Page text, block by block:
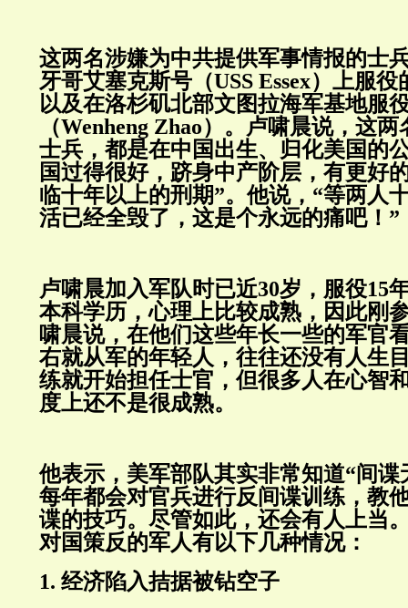
这两名涉嫌为中共提供军事情报的士
牙哥艾塞克斯号（USS Essex）上服
以及在洛杉矶北部文图拉海军基地服
（Wenheng Zhao）。卢啸晨说，这
士兵，都是在中国出生、归化美国的
国过得很好，跻身中产阶层，有更好
临十年以上的刑期”。他说，“等两人
活已经全毁了，这是个永远的痛吧！”
卢啸晨加入军队时已近30岁，服役15
本科学历，心理上比较成熟，因此刚
啸晨说，在他们这些年长一些的军官
右就从军的年轻人，往往还没有人生
练就开始担任士官，但很多人在心智
度上还不是很成熟。
他表示，美军部队其实非常知道“间谍
每年都会对官兵进行反间谍训练，教
谍的技巧。尽管如此，还会有人上当
对国策反的军人有以下几种情况：
1. 经济陷入拮据被钻空子